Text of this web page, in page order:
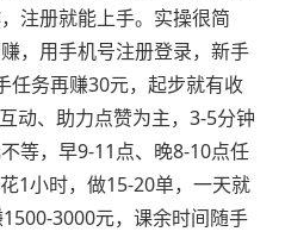
注册就能上手。实操很简
，用手机号注册登录，新手
任务再赚30元，起步就有收
动、助力点赞为主，3-5分钟
等，早9-11点、晚8-10点任
1小时，做15-20单，一天就
3000元，课余时间随手